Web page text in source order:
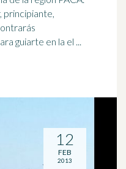
principiante,
guiarte en la el ...
12
FEB
2013